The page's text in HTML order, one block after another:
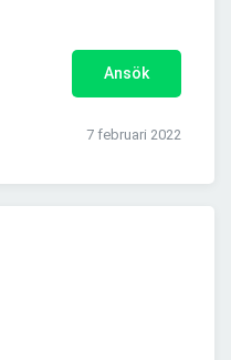
Ansök
7 februari 2022